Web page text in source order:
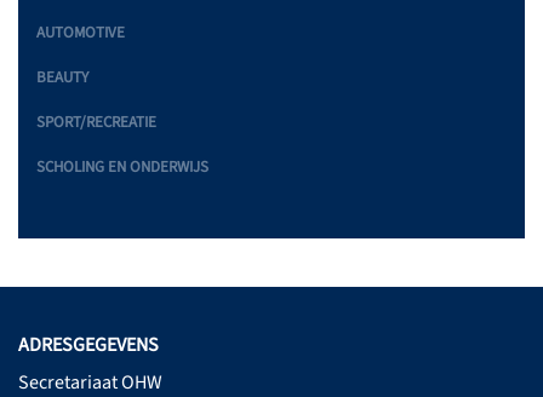
AUTOMOTIVE
BEAUTY
SPORT/RECREATIE
SCHOLING EN ONDERWIJS
ADRESGEGEVENS
Secretariaat OHW